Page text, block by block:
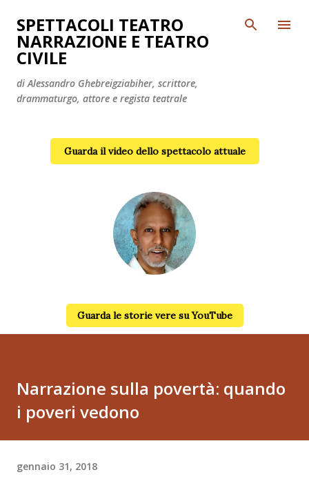
Passa ai contenuti principali
SPETTACOLI TEATRO
NARRAZIONE E TEATRO
CIVILE
di Alessandro Ghebreigziabiher, scrittore,
drammaturgo, attore e regista teatrale
Guarda il video dello spettacolo attuale
Guarda le storie vere su YouTube
Narrazione sulla povertà: quando
i poveri vedono
gennaio 31, 2018